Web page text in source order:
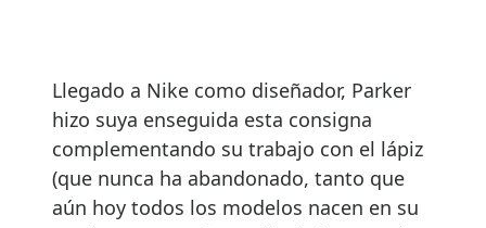
Llegado a Nike como diseñador, Parker
hizo suya enseguida esta consigna
complementando su trabajo con el lápiz
(que nunca ha abandonado, tanto que
aún hoy todos los modelos nacen en su